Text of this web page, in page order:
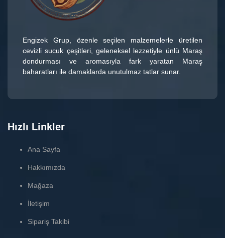
Engizek Grup, özenle seçilen malzemelerle üretilen
cevizli sucuk çeşitleri, geleneksel lezzetiyle ünlü Maraş
dondurması ve aromasıyla fark yaratan Maraş
baharatları ile damaklarda unutulmaz tatlar sunar.
Hızlı Linkler
Ana Sayfa
Hakkımızda
Mağaza
İletişim
Sipariş Takibi